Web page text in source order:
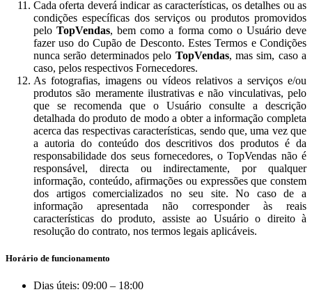
Cada oferta deverá indicar as características, os detalhes ou as
condições específicas dos serviços ou produtos promovidos
peloTopVendas, bem como a forma como o Usuário deve
fazer uso do Cupão de Desconto. Estes Termos e Condições
nunca serão determinados pelo TopVendas, mas sim, caso a
caso, pelos respectivos Fornecedores.
As fotografias, imagens ou vídeos relativos a serviços e/ou
produtos são meramente ilustrativas e não vinculativas, pelo
que se recomenda que o Usuário consulte a descrição
detalhada do produto de modo a obter a informação completa
acerca das respectivas características, sendo que, uma vez que
a autoria do conteúdo dos descritivos dos produtos é da
responsabilidade dos seus fornecedores, o TopVendas não é
responsável, directa ou indirectamente, por qualquer
informação, conteúdo, afirmações ou expressões que constem
dos artigos comercializados no seu site. No caso de a
informação apresentada não corresponder às reais
características do produto, assiste ao Usuário o direito à
resolução do contrato, nos termos legais aplicáveis.
Horário de funcionamento
Dias úteis: 09:00 – 18:00